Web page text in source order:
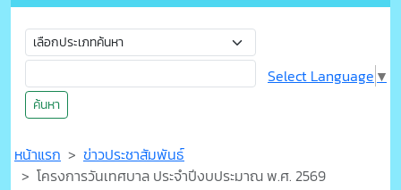
ค้นหา
Select Language ▼
หน้าแรก
ข่าวประชาสัมพันธ์
โครงการวันเทศบาล ประจำปีงบประมาณ พ.ศ. 2569